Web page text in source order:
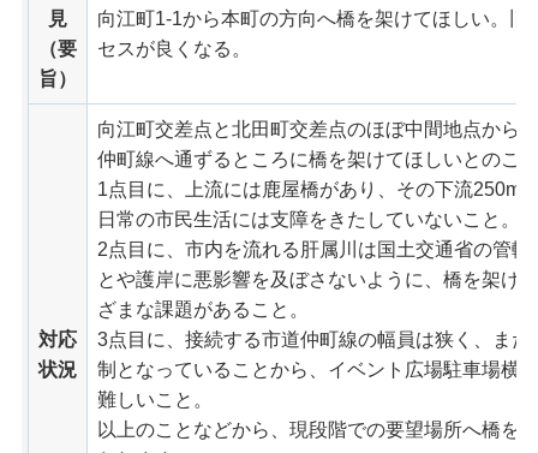
見
（要
旨）
向江町1-1から本町の方向へ橋を架けてほしい。旧
セスが良くなる。
対応
状況
向江町交差点と北田町交差点のほぼ中間地点から
仲町線へ通ずるところに橋を架けてほしいとのこ
1点目に、上流には鹿屋橋があり、その下流250m
日常の市民生活には支障をきたしていないこと。
2点目に、市内を流れる肝属川は国土交通省の管
とや護岸に悪影響を及ぼさないように、橋を架け
ざまな課題があること。
3点目に、接続する市道仲町線の幅員は狭く、ま
制となっていることから、イベント広場駐車場横
難しいこと。
以上のことなどから、現段階での要望場所へ橋を